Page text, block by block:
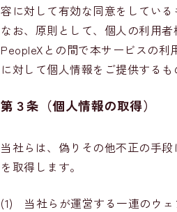
容に対して有効な同意をしている
なお、原則として、個人の利用
PeopleXとの間で本サービスの
に対して個人情報をご提供するも
第３条（個人情報の取得）
当社らは、偽りその他不正の手
を取得します。
(1)
当社らが運営する一連のウ